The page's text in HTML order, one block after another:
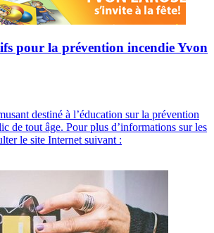
pour la prévention incendie Yvon
destiné à l’éducation sur la prévention
de tout âge. Pour plus d’informations sur les
le site Internet suivant :